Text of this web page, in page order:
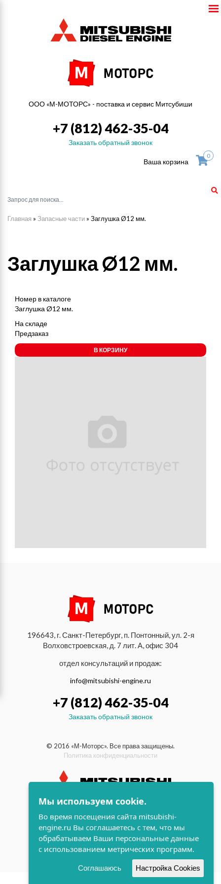
ООО «М-МОТОРС» - поставка и сервис Митсубиши
+7 (812) 462-35-04
Заказать обратный звонок
Ваша корзина
0
Главная » Запасные части » Заглушка Ø12 мм.
Заглушка Ø12 мм.
Номер в каталоге
Заглушка Ø12 мм.
На складе
Предзаказ
В КОРЗИНУ
196643, г. Санкт-Петербург, п. Понтонный, ул. 2-я
Волховстроевская, д. 7 лит. А, офис 304
отдел консультаций и продаж:
info@mitsubishi-engine.ru
+7 (812) 462-35-04
Заказать обратный звонок
© 2016 «М-Моторс». Все права защищены.
Политика конфиденциальности
индустриальные и морские
дизельные двигатели Mitsubishi
разработка сайта
Мы используем cookie.
Во время посещения сайта mitsubishi-
engine.ru Вы соглашаетесь с тем, что мы
обрабатываем Ваши персональные данные
с использованием метрических программ.
Соглашаюсь Настройка Cookies